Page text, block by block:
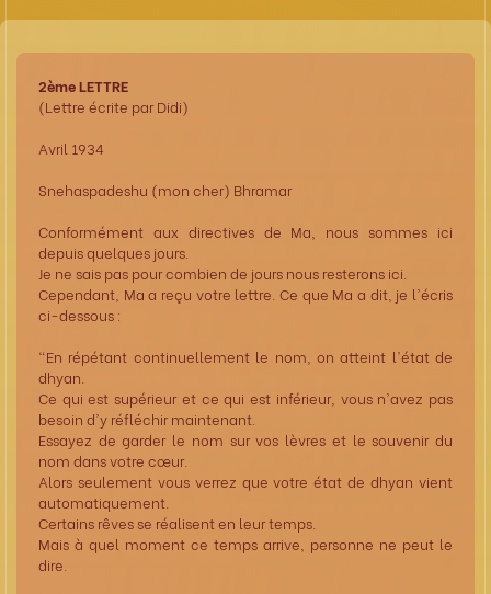
2ème LETTRE
(Lettre écrite par Didi)
Avril 1934
Snehaspadeshu (mon cher) Bhramar
Conformément aux directives de Ma, nous sommes ici
depuis quelques jours.
Je ne sais pas pour combien de jours nous resterons ici.
Cependant, Ma a reçu votre lettre. Ce que Ma a dit, je l'écris
ci-dessous :
"En répétant continuellement le nom, on atteint l'état de
dhyan.
Ce qui est supérieur et ce qui est inférieur, vous n'avez pas
besoin d'y réfléchir maintenant.
Essayez de garder le nom sur vos lèvres et le souvenir du
nom dans votre cœur.
Alors seulement vous verrez que votre état de dhyan vient
automatiquement.
Certains rêves se réalisent en leur temps.
Mais à quel moment ce temps arrive, personne ne peut le
dire.